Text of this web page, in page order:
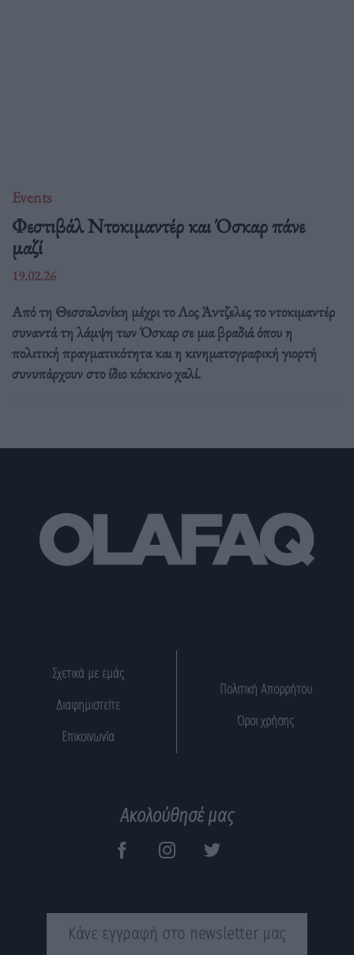
Events
Φεστιβάλ Ντοκιμαντέρ και Όσκαρ πάνε
μαζί
19.02.26
Από τη Θεσσαλονίκη μέχρι το Λος Άντζελες το ντοκιμαντέρ
συναντά τη λάμψη των Όσκαρ σε μια βραδιά όπου η
πολιτική πραγματικότητα και η κινηματογραφική γιορτή
συνυπάρχουν στο ίδιο κόκκινο χαλί.
Σχετικά με εμάς
Διαφημιστείτε
Επικοινωνία
Πολιτική Απορρήτου
Όροι χρήσης
Ακολούθησέ μας
Κάνε εγγραφή στο newsletter μας